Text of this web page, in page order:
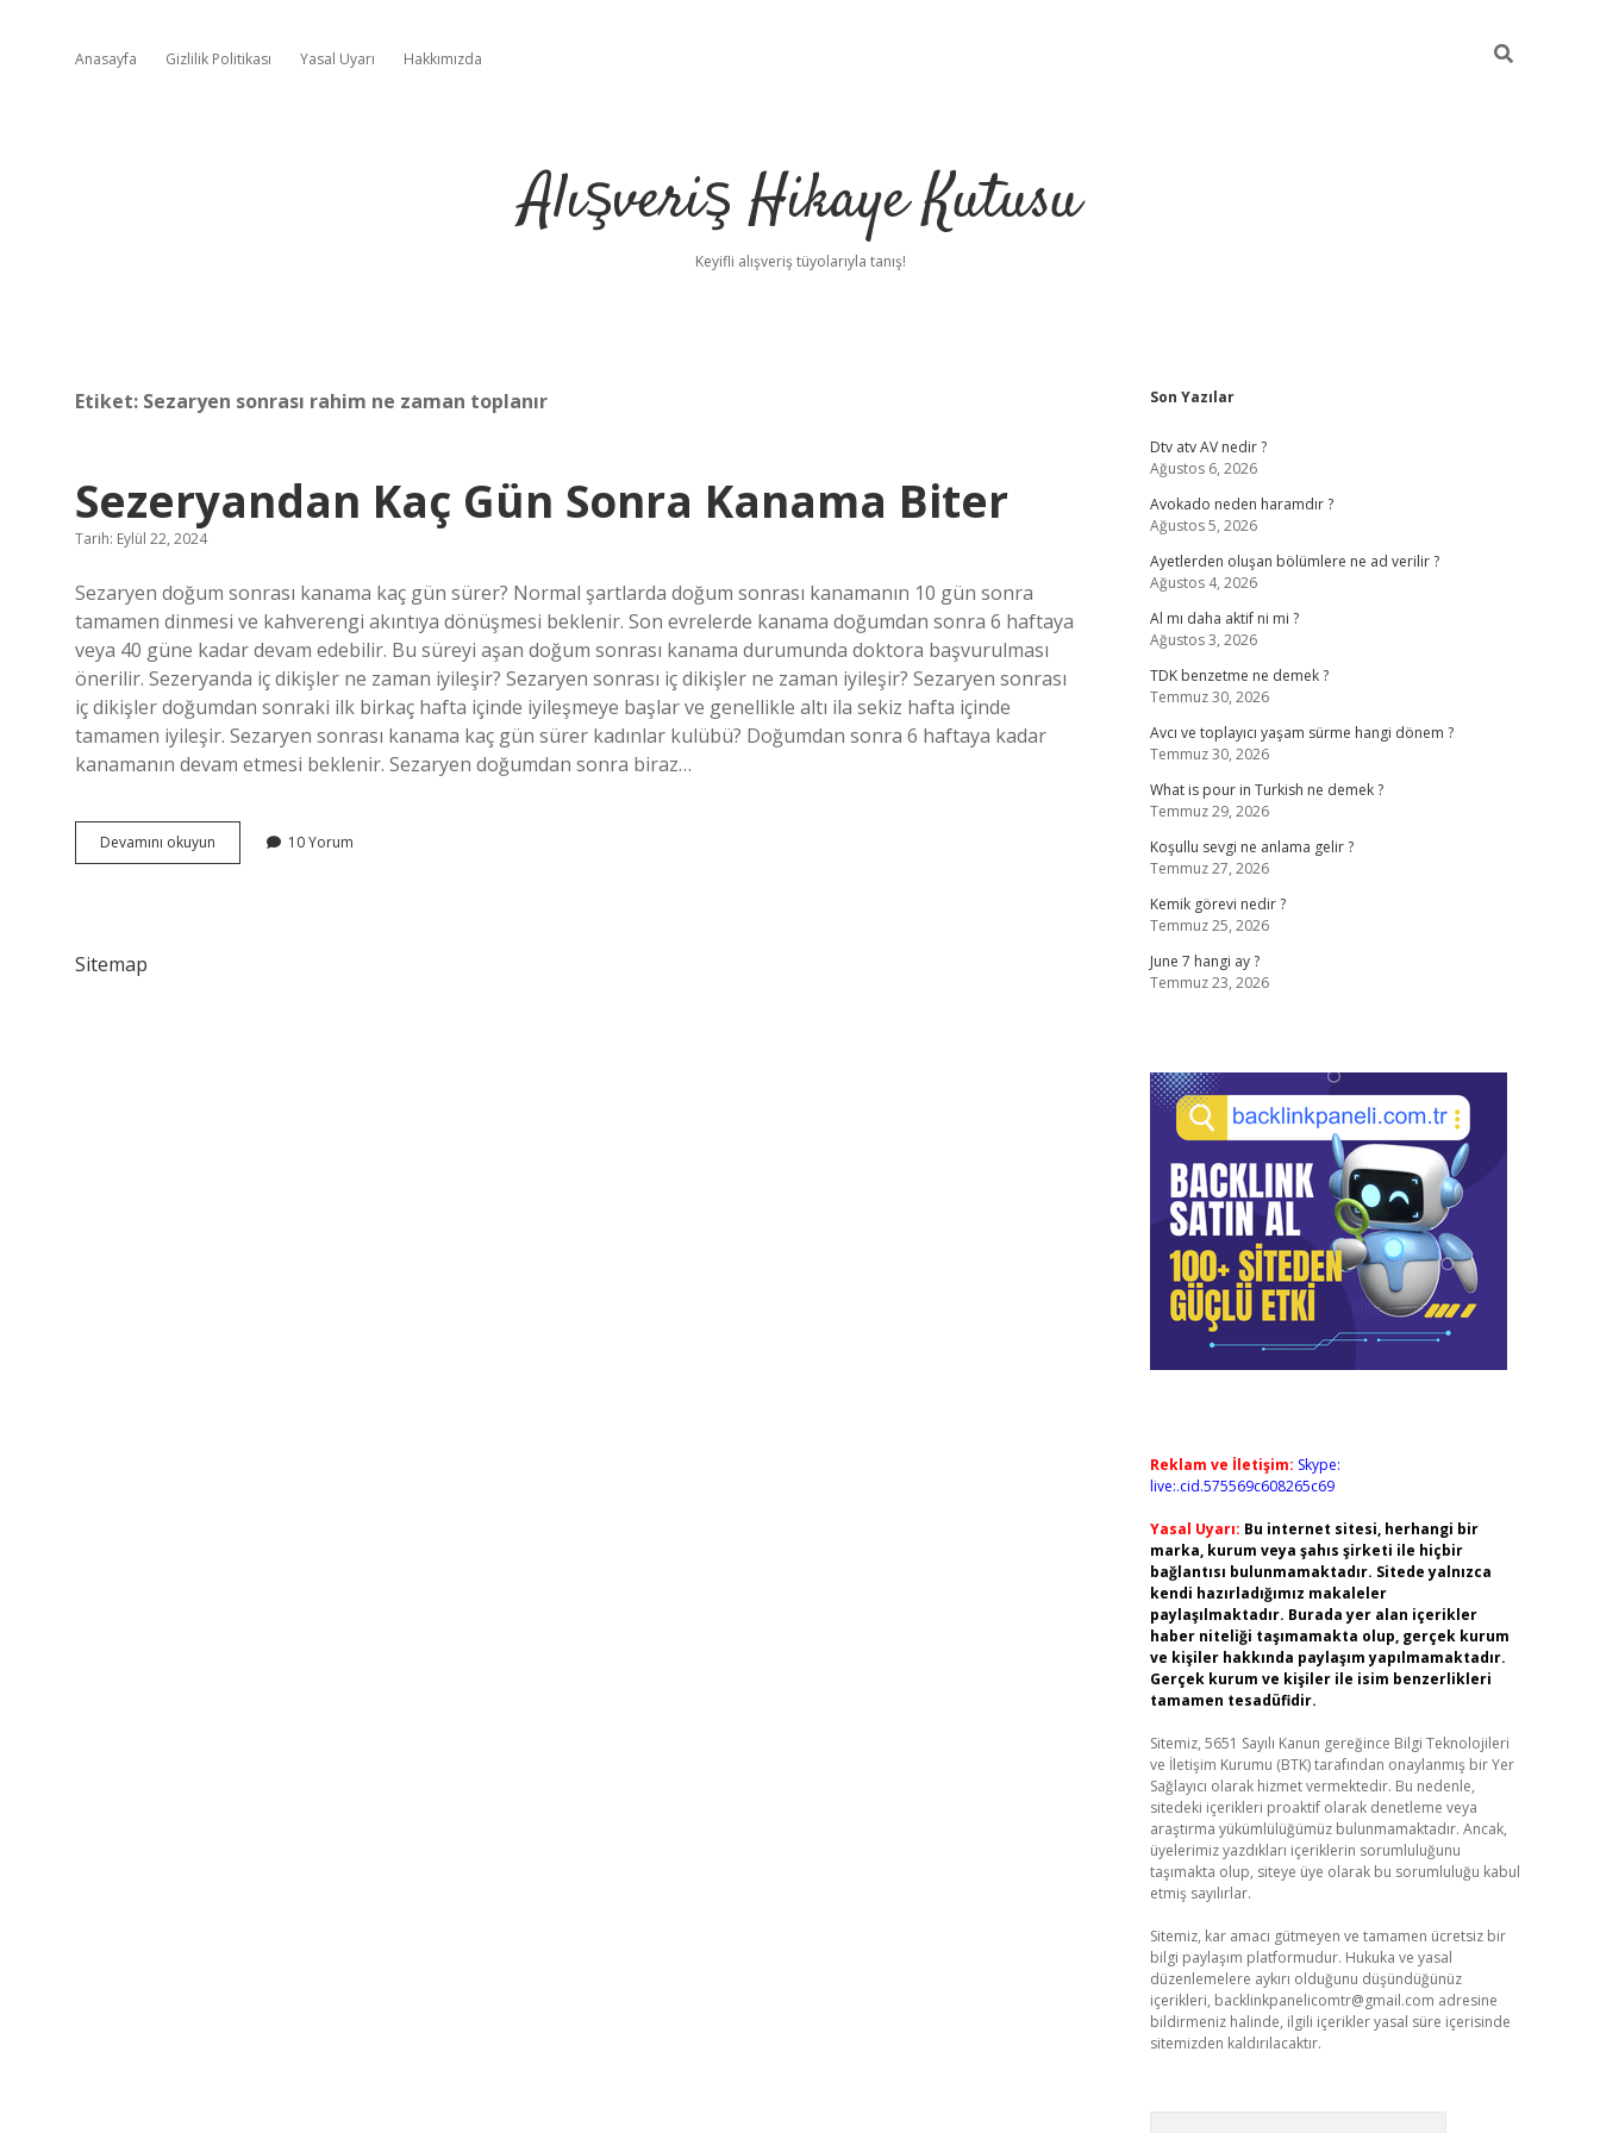
Anasayfa Gizlilik Politikası Yasal Uyarı Hakkımızda
Alışveriş Hikaye Kutusu
Keyifli alışveriş tüyolarıyla tanış!
Etiket: Sezaryen sonrası rahim ne zaman toplanır
Sezeryandan Kaç Gün Sonra Kanama Biter
Tarih: Eylül 22, 2024
Sezaryen doğum sonrası kanama kaç gün sürer? Normal şartlarda doğum sonrası kanamanın 10 gün sonra
tamamen dinmesi ve kahverengi akıntıya dönüşmesi beklenir. Son evrelerde kanama doğumdan sonra 6 haftaya
veya 40 güne kadar devam edebilir. Bu süreyi aşan doğum sonrası kanama durumunda doktora başvurulması
önerilir. Sezeryanda iç dikişler ne zaman iyileşir? Sezaryen sonrası iç dikişler ne zaman iyileşir? Sezaryen sonrası
iç dikişler doğumdan sonraki ilk birkaç hafta içinde iyileşmeye başlar ve genellikle altı ila sekiz hafta içinde
tamamen iyileşir. Sezaryen sonrası kanama kaç gün sürer kadınlar kulübü? Doğumdan sonra 6 haftaya kadar
kanamanın devam etmesi beklenir. Sezaryen doğumdan sonra biraz…
Devamını okuyun Sezeryandan
Kaç
10 Yorum
Sitemap
Sidebar
Son Yazılar
Dtv atv AV nedir ?
Ağustos 6, 2026
Avokado neden haramdır ?
Ağustos 5, 2026
Ayetlerden oluşan bölümlere ne ad verilir ?
Ağustos 4, 2026
Al mı daha aktif ni mi ?
Ağustos 3, 2026
TDK benzetme ne demek ?
Temmuz 30, 2026
Avcı ve toplayıcı yaşam sürme hangi dönem ?
Temmuz 30, 2026
What is pour in Turkish ne demek ?
Temmuz 29, 2026
Koşullu sevgi ne anlama gelir ?
Temmuz 27, 2026
Kemik görevi nedir ?
Temmuz 25, 2026
June 7 hangi ay ?
Temmuz 23, 2026
Reklam ve İletişim: Skype:
live:.cid.575569c608265c69
Yasal Uyarı: Bu internet sitesi, herhangi bir
marka, kurum veya şahıs şirketi ile hiçbir
bağlantısı bulunmamaktadır. Sitede yalnızca
kendi hazırladığımız makaleler
paylaşılmaktadır. Burada yer alan içerikler
haber niteliği taşımamakta olup, gerçek kurum
ve kişiler hakkında paylaşım yapılmamaktadır.
Gerçek kurum ve kişiler ile isim benzerlikleri
tamamen tesadüfidir.
Sitemiz, 5651 Sayılı Kanun gereğince Bilgi Teknolojileri
ve İletişim Kurumu (BTK) tarafından onaylanmış bir Yer
Sağlayıcı olarak hizmet vermektedir. Bu nedenle,
sitedeki içerikleri proaktif olarak denetleme veya
araştırma yükümlülüğümüz bulunmamaktadır. Ancak,
üyelerimiz yazdıkları içeriklerin sorumluluğunu
taşımakta olup, siteye üye olarak bu sorumluluğu kabul
etmiş sayılırlar.
Sitemiz, kar amacı gütmeyen ve tamamen ücretsiz bir
bilgi paylaşım platformudur. Hukuka ve yasal
düzenlemelere aykırı olduğunu düşündüğünüz
içerikleri, backlinkpanelicomtr@gmail.com adresine
bildirmeniz halinde, ilgili içerikler yasal süre içerisinde
sitemizden kaldırılacaktır.